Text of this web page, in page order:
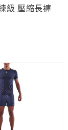
級 壓縮長褲